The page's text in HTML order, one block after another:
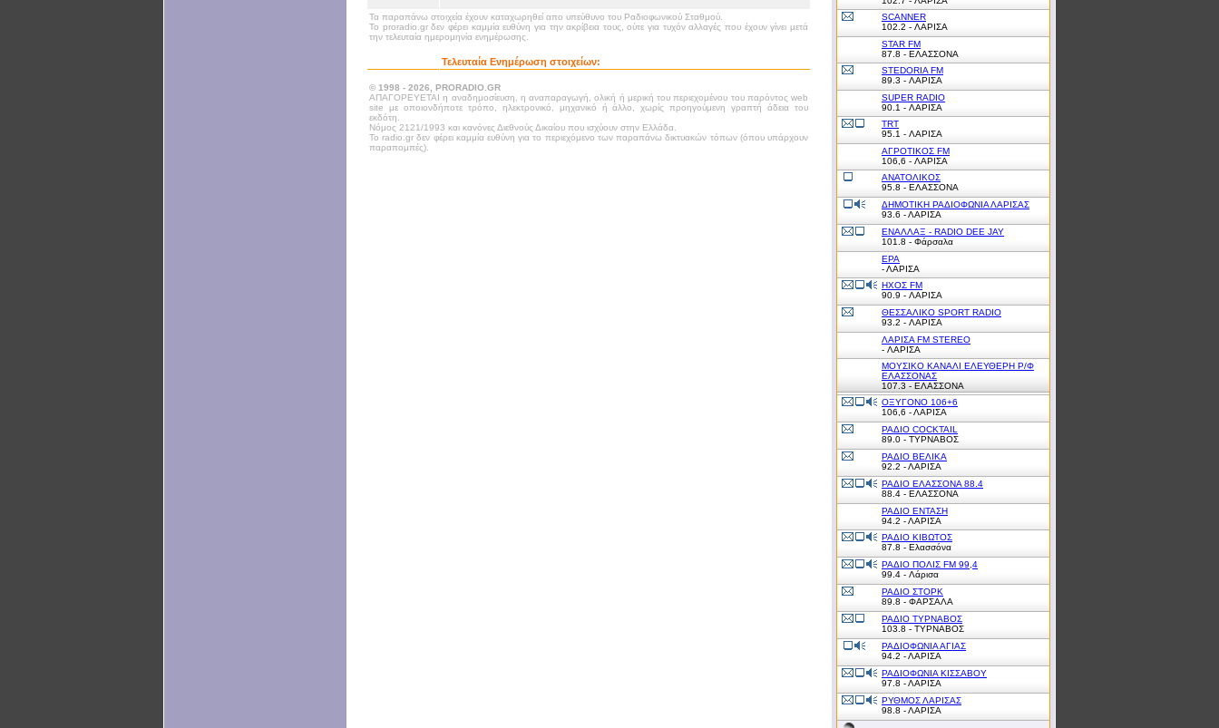
Τα παραπάνω στοιχεία έχουν καταχωρηθεί απο υπεύθυνο του Ραδιοφωνικού Σταθμού.
Το proradio.gr δεν φέρει καμμία ευθύνη για την ακρίβεια τους, ούτε για τυχόν αλλαγές που έχουν γίνει μετά
την τελευταία ημερομηνία ενημέρωσης.
Τελευταία Ενημέρωση στοιχείων:
© 1998 - 2026, PRORADIO.GR
ΑΠΑΓΟΡΕΥΕΤΑΙ η αναδημοσίευση, η αναπαραγωγή, ολική ή μερική του περιεχομένου του παρόντος web
site με οποιονδήποτε τρόπο, ηλεκτρονικό, μηχανικό ή άλλο, χωρίς προηγούμενη γραπτή άδεια του
εκδότη.
Νόμος 2121/1993 και κανόνες Διεθνούς Δικαίου που ισχύουν στην Ελλάδα.
Το radio.gr δεν φέρει καμμία ευθύνη για το περιεχόμενο των παραπάνω δικτυακών τόπων (όπου υπάρχουν
παραπομπές).
SCANNER
102.2 - ΛΑΡΙΣΑ
STAR FM
87.8 - ΕΛΑΣΣΟΝΑ
STEDORIA FM
89.3 - ΛΑΡΙΣΑ
SUPER RADIO
90.1 - ΛΑΡΙΣΑ
TRT
95.1 - ΛΑΡΙΣΑ
ΑΓΡΟΤΙΚΟΣ FM
106,6 - ΛΑΡΙΣΑ
ΑΝΑΤΟΛΙΚΟΣ
95.8 - ΕΛΑΣΣΟΝΑ
ΔΗΜΟΤΙΚΗ ΡΑΔΙΟΦΩΝΙΑ ΛΑΡΙΣΑΣ
93.6 - ΛΑΡΙΣΑ
ΕΝΑΛΛΑΞ - RADIO DEE JAY
101.8 - Φάρσαλα
ΕΡΑ
- ΛΑΡΙΣΑ
ΗΧΟΣ FM
90.9 - ΛΑΡΙΣΑ
ΘΕΣΣΑΛΙΚΟ SPORT RADIO
93.2 - ΛΑΡΙΣΑ
ΛΑΡΙΣΑ FM STEREO
- ΛΑΡΙΣΑ
ΜΟΥΣΙΚΟ ΚΑΝΑΛΙ ΕΛΕΥΘΕΡΗ Ρ/Φ
ΕΛΑΣΣΟΝΑΣ
107.3 - ΕΛΑΣΣΟΝΑ
ΟΞΥΓΟΝΟ 106+6
106,6 - ΛΑΡΙΣΑ
ΡΑΔΙΟ COCKTAIL
89.0 - ΤΥΡΝΑΒΟΣ
ΡΑΔΙΟ ΒΕΛΙΚΑ
92.2 - ΛΑΡΙΣΑ
ΡΑΔΙΟ ΕΛΑΣΣΟΝΑ 88.4
88.4 - ΕΛΑΣΣΟΝΑ
ΡΑΔΙΟ ΕΝΤΑΣΗ
94.2 - ΛΑΡΙΣΑ
ΡΑΔΙΟ ΚΙΒΩΤΟΣ
87.8 - Ελασσόνα
ΡΑΔΙΟ ΠΟΛΙΣ FM 99,4
99.4 - Λάρισα
ΡΑΔΙΟ ΣΤΟΡΚ
89.8 - ΦΑΡΣΑΛΑ
ΡΑΔΙΟ ΤΥΡΝΑΒΟΣ
103.8 - ΤΥΡΝΑΒΟΣ
ΡΑΔΙΟΦΩΝΙΑ ΑΓΙΑΣ
94.2 - ΛΑΡΙΣΑ
ΡΑΔΙΟΦΩΝΙΑ ΚΙΣΣΑΒΟΥ
97.8 - ΛΑΡΙΣΑ
ΡΥΘΜΟΣ ΛΑΡΙΣΑΣ
98.8 - ΛΑΡΙΣΑ